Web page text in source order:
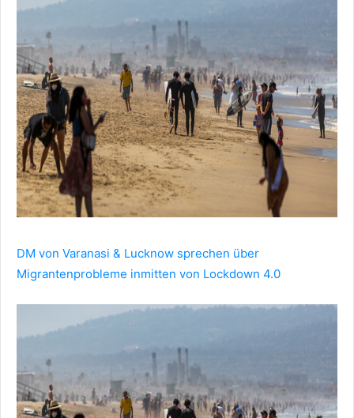
DM von Varanasi & Lucknow sprechen über
Migrantenprobleme inmitten von Lockdown 4.0